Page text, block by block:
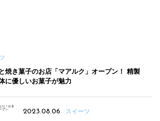
焼き菓子のお店「マアルク」オープン！ 精製
に優しいお菓子が魅力
2023.08.06 スイーツ